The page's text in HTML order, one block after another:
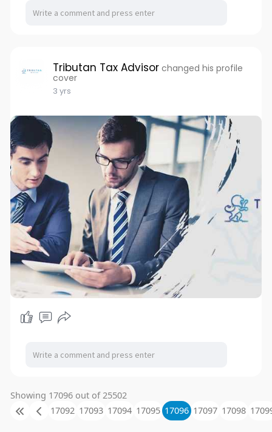
Tributan Tax Advisor changed his profile
cover
3 yrs
Showing 17096 out of 25502
17092 17093 17094 17095 17096 17097 17098